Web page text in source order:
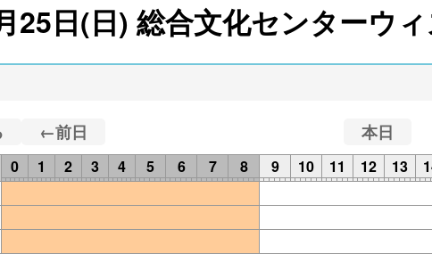
25日(日) 総合文化センターウ
←前日 本日
0 1 2 3 4 5 6 7 8 9 10 11 12 13